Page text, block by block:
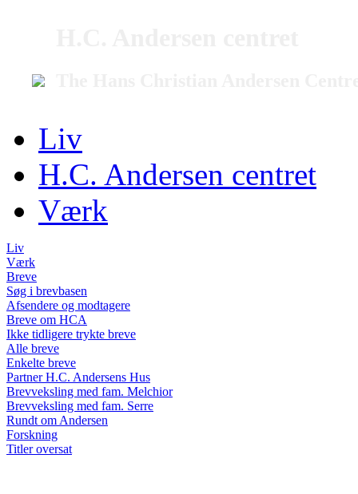
Liv
H.C. Andersen centret
Værk
Liv
Værk
Breve
Søg i brevbasen
Afsendere og modtagere
Breve om HCA
Ikke tidligere trykte breve
Alle breve
Enkelte breve
Partner H.C. Andersens Hus
Brevveksling med fam. Melchior
Brevveksling med fam. Serre
Rundt om Andersen
Forskning
Titler oversat